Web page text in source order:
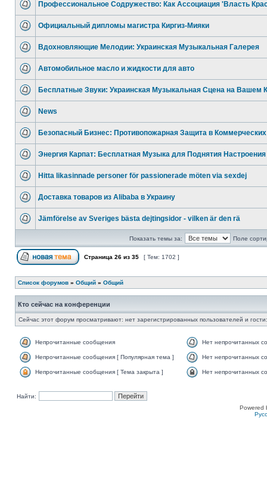
Профессиональное Содружество: Как Ассоциация 'Власть
Официальный дипломы магистра Киргиз-Мияки
Вдохновляющие Мелодии: Украинская Музыкальная Галерея
Автомобильное масло и жидкости для авто
Бесплатные Звуки: Украинская Музыкальная Сцена на Вашем
News
Безопасный Бизнес: Противопожарная Защита в
Энергия Карпат: Бесплатная Музыка для Поднятия Настроения
Hitta likasinnade personer för passionerade möten via sexdej
Доставка товаров из Alibaba в Украину
Jämförelse av Sveriges bästa dejtingsidor - vilken är den rä
Показать темы за: Поле
Страница 26 из 35 [ Тем: 1702 ]
Список форумов » Общий » Общий
Кто сейчас на конференции
Сейчас этот форум просматривают: нет зарегистрированных пользователей и
Непрочитанные сообщения Нет непрочитанных
Непрочитанные сообщения [ Популярная тема ] Нет непрочитанных
Непрочитанные сообщения [ Тема закрыта ] Нет непрочитанных
Найти:
Powered